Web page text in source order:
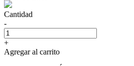
Cantidad
-
+
Agregar al carrito